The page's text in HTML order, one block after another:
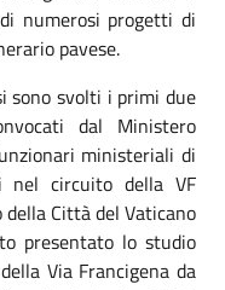
numerosi progetti di
pavese.
sono svolti i primi due
dal Ministero
ministeriali di
nel circuito della VF
Città del Vaticano
presentato lo studio
Via Francigena da